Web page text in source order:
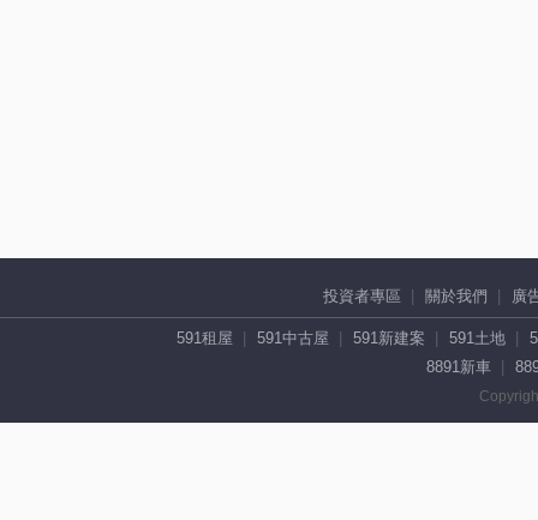
投資者專區 關於我們 廣
591租屋 591中古屋 591新建案 591土地
8891新車